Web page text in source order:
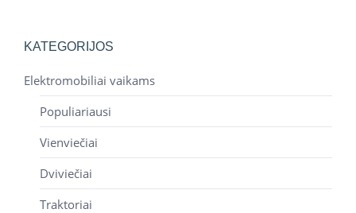
KATEGORIJOS
Elektromobiliai vaikams
Populiariausi
Vienviečiai
Dviviečiai
Traktoriai